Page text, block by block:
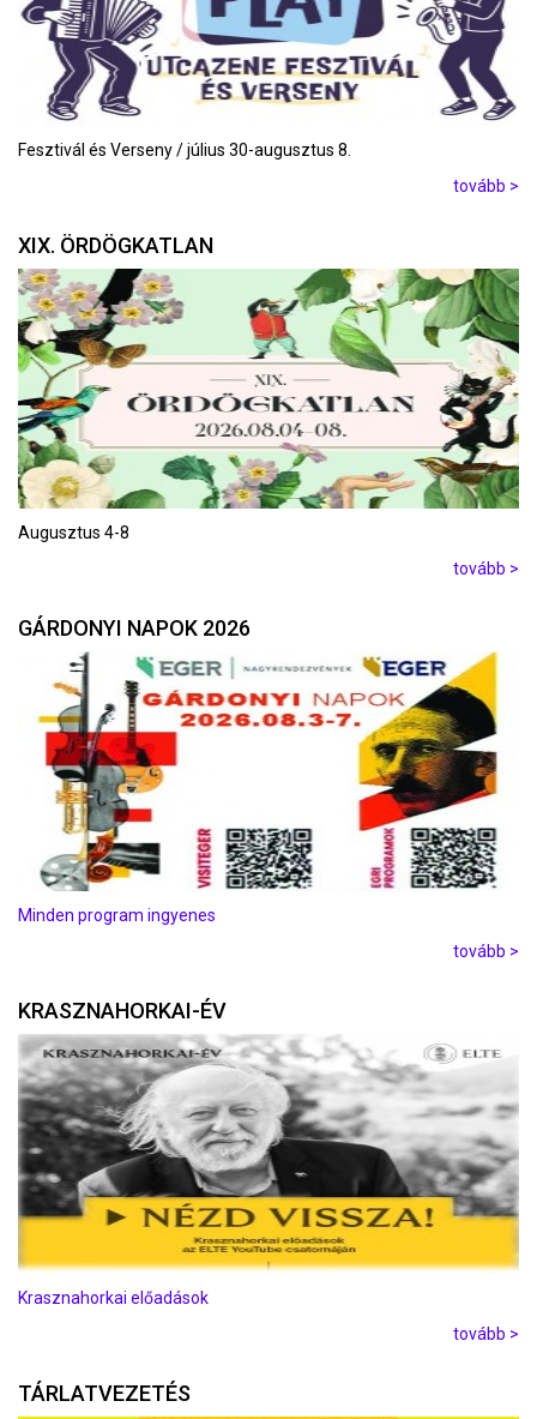
Fesztivál és Verseny / július 30-augusztus 8.
tovább >
XIX. ÖRDÖGKATLAN
Augusztus 4-8
tovább >
GÁRDONYI NAPOK 2026
Minden program ingyenes
tovább >
KRASZNAHORKAI-ÉV
Krasznahorkai előadások
tovább >
TÁRLATVEZETÉS